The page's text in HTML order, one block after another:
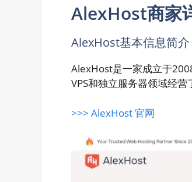
AlexHost商家
AlexHost基本信息简介
AlexHost是一家成立于
VPS和独立服务器领域经
>>> AlexHost 官网